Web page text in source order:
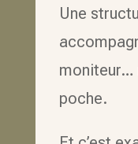
Une
moniteur…
poche.